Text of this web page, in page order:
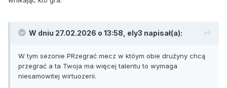
W dniu 27.02.2026 o 13:58, ely3 napisał(a):
W tym sezonie PRzegrać mecz w któym obie drużyny chcą
przegrać a ta Twoja ma więcej talentu to wymaga
niesamowitej wirtuozerii.